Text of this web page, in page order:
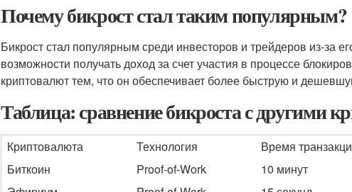
Почему бикрост стал таким популярным?
Бикрост стал популярным среди инвесторов и трейдеров из-за
возможности получать доход за счет участия в процессе
криптовалют тем, что он обеспечивает более быструю и
Таблица: сравнение бикроста с другими
Криптовалюта Технология
Время
Биткоин
Proof-of-Work
10 минут